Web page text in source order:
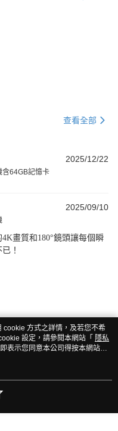
查看全部
2025/12/22
含64GB記憶卡
2025/09/10
畫質和180°鏡頭讓每個瞬
！
cookie 方式之詳情，及若您不希
設定，請參閱本網站「 隱私
表示您同意本公司得按本網站使